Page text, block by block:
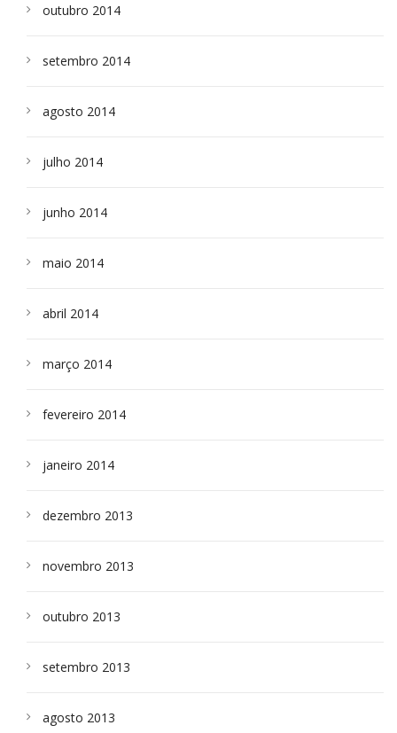
outubro 2014
setembro 2014
agosto 2014
julho 2014
junho 2014
maio 2014
abril 2014
março 2014
fevereiro 2014
janeiro 2014
dezembro 2013
novembro 2013
outubro 2013
setembro 2013
agosto 2013